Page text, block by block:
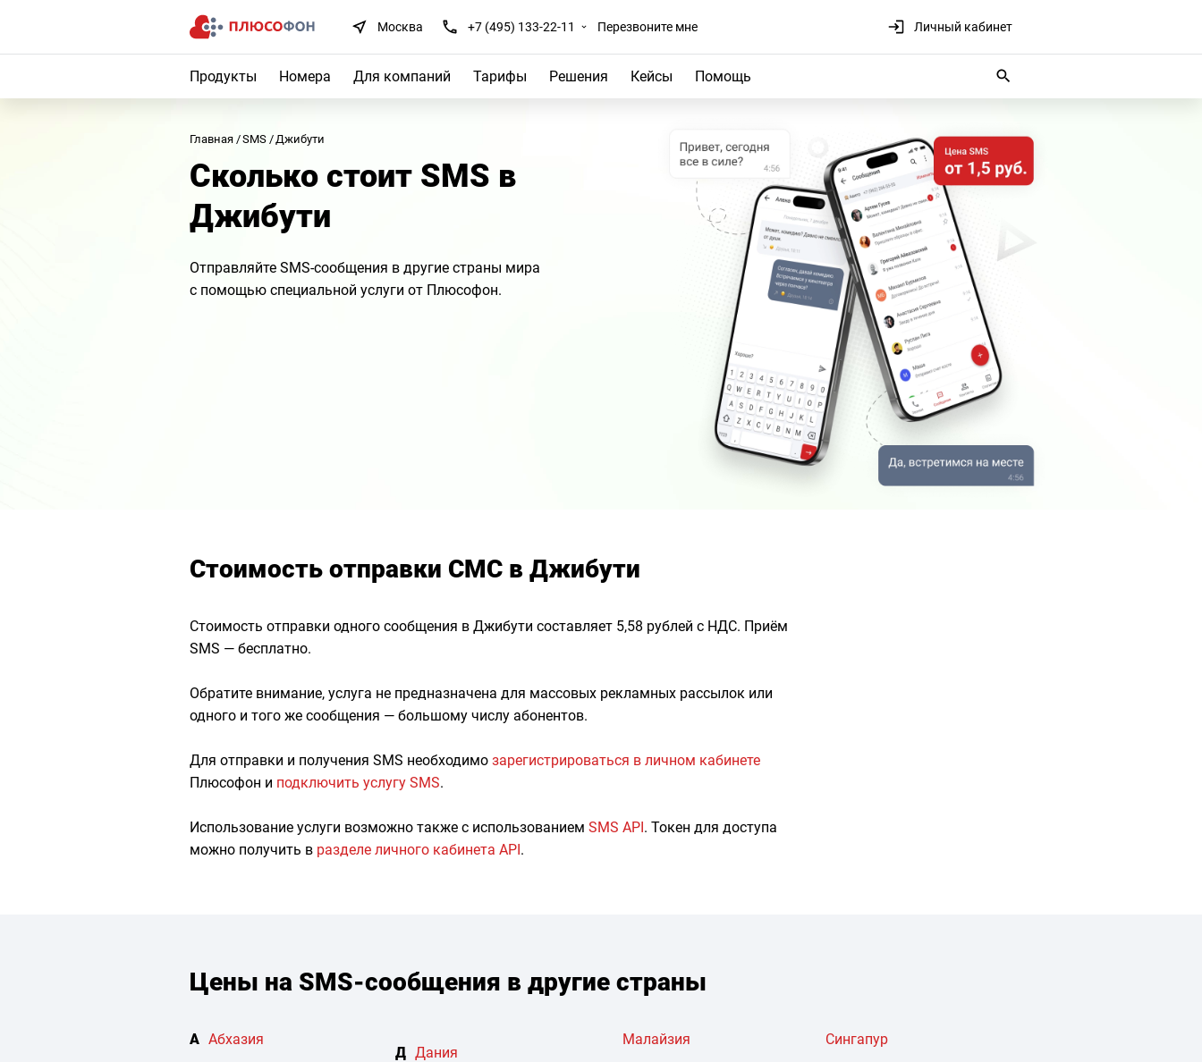
Москва +7 (495) 133-22-11 Перезвоните мне Личный кабинет
Продукты Номера Для компаний Тарифы Решения Кейсы Помощь
Главная SMS Джибути
Сколько стоит SMS в
Джибути
Отправляйте SMS-сообщения в другие страны мира
с помощью специальной услуги от Плюсофон.
Стоимость отправки СМС в Джибути
Стоимость отправки одного сообщения в Джибути составляет 5,58 рублей с НДС. Приём
SMS — бесплатно.
Обратите внимание, услуга не предназначена для массовых рекламных рассылок или
одного и того же сообщения — большому числу абонентов.
Для отправки и получения SMS необходимо зарегистрироваться в личном кабинете
Плюсофон и подключить услугу SMS.
Использование услуги возможно также с использованием SMS API. Токен для доступа
можно получить в разделе личного кабинета API.
Цены на SMS-сообщения в другие страны
А Абхазия
Д Дания
Малайзия Сингапур